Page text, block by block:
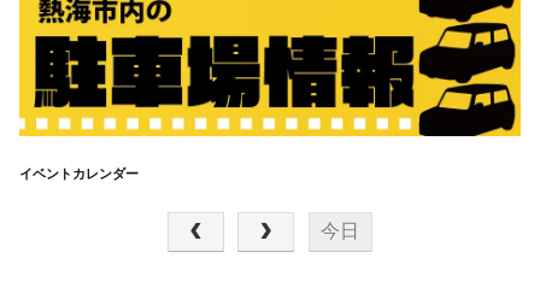
イベントカレンダー
今日